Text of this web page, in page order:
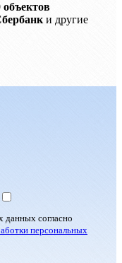
объектов
и другие
данных согласно
персональных